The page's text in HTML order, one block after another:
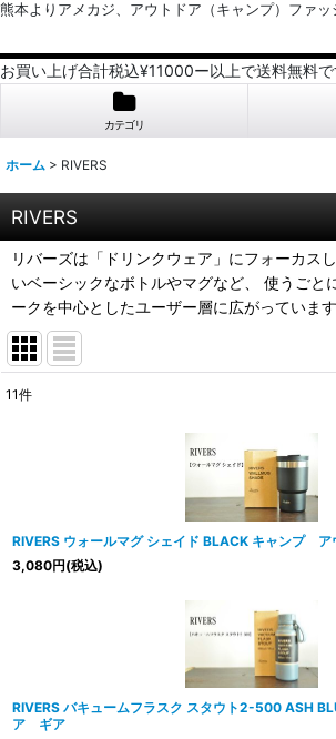
熊本よりアメカジ、アウトドア（キャンプ）ファ
お買い上げ合計税込¥11000ー以上で送料無料
カテゴリ
ホーム > RIVERS
RIVERS
リバーズは「ドリンクウェア」にフォーカス
いベーシックなボトルやマグなど、 使うご
ークを中心としたユーザー層に広がっています
11件
RIVERS ウォールマグ シェイド BLACK キャンプ
3,080円(税込)
RIVERS バキュームフラスク スタウト2-500 ASH
ア ギア